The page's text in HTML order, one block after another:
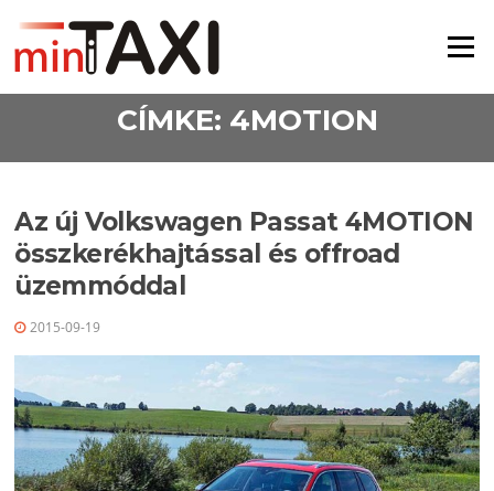
Menü
CÍMKE: 4MOTION
Az új Volkswagen Passat 4MOTION
összkerékhajtással és offroad
üzemmóddal
2015-09-19